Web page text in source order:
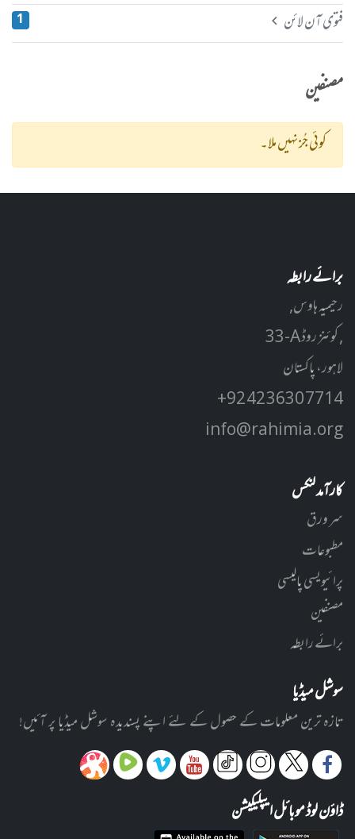
فتوی آن لائن 1
مصنفین
کوئی جُز نہیں ملا۔
برائے رابطہ
رحیمیہ ہاوس,
33-A کوئنز روڈ ,
لاہور، پاکستان
+92 42 3630 7714
info@rahimia.org
کارآمد لنکس
سر ورق
مطبوعات
پرائیویسی پالیسی
مصنفین
برائے رابطہ
سوشل میڈیا
تازہ ترین معلومات کے حصول کے لئے اپنے پسندیدہ سوشل میڈیا پر آئیں!
ڈاؤن لوڈ موبائل ایپلیکیشن